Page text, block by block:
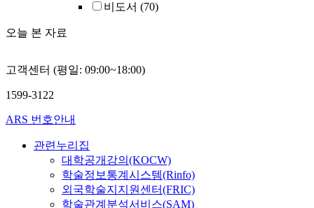
비도서 (70)
오늘 본 자료
고객센터 (평일: 09:00~18:00)
1599-3122
ARS 번호안내
관련누리집
대학공개강의(KOCW)
학술정보통계시스템(Rinfo)
외국학술지지원센터(FRIC)
학술관계분석서비스(SAM)